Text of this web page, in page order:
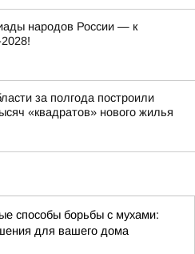
народов России — к
за полгода построили
«квадратов» нового жилья
способы борьбы с мухами:
для вашего дома